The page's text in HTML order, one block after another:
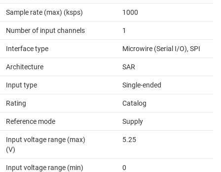
Sample rate (max) (ksps) 1000
Number of input channels 1
Interface type Microwire (Serial I/O), SPI
Architecture SAR
Input type Single-ended
Rating Catalog
Reference mode Supply
Input voltage range (max)
(V)
5.25
Input voltage range (min)
0